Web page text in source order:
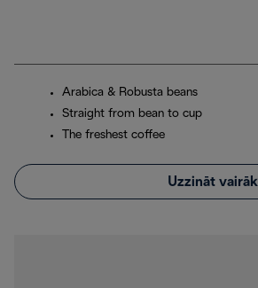
Arabica & Robusta beans
Straight from bean to cup
The freshest coffee
Uzzināt vairāk